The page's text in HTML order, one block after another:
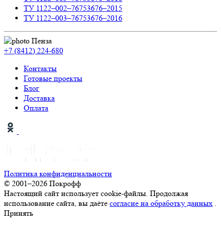
Пенза
Контакты
Готовые проекты
Блог
Доставка
Оплата
Политика конфиденциальности
© 2001–2026 Покрофф
Настоящий сайт использует cookie-файлы. Продолжая
использование сайта, вы даётесогласие на обработку данных
Принять